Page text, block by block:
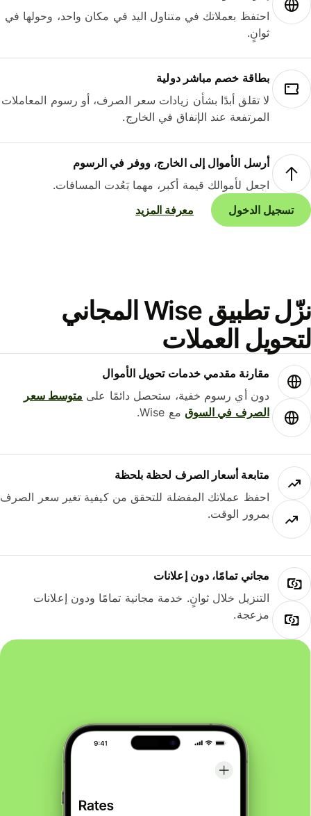
احتفظ بعملاتك في متناول اليد في مكان واحد، وحولها في
ثوانٍ.
بطاقة خصم مباشر دولية
لا تقلق أبدًا بشأن زيادات سعر الصرف، أو رسوم المعاملات
المرتفعة عند الإنفاق في الخارج.
أرسل الأموال إلى الخارج، ووفر في الرسوم
اجعل لأموالك قيمة أكبر، مهما بَعُدت المسافات.
تسجيل الدخول
معرفة المزيد
نزّل تطبيق Wise المجاني
العملات
مقارنة مقدمي خدمات تحويل الأموال
دون أي رسوم خفية، ستحصل دائمًا علىمتوسط ​​سعر
الصرف في السوقمع Wise.
متابعة أسعار الصرف لحظة بلحظة
احفظ عملاتك المفضلة للتحقق من كيفية تغير سعر الصرف
بمرور الوقت.
مجاني تمامًا، دون إعلانات
التنزيل خلال ثوانٍ. خدمة مجانية تمامًا ودون إعلانات
مزعجة.